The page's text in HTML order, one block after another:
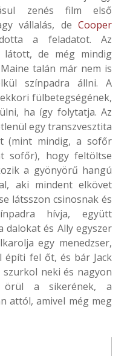
zenés film első
vállalás, de Cooper
a feladatot. Az
látott, de még mindig
talán már nem is
színpadra állni. A
fülbetegségének,
ha így folytatja. Az
egy transzvesztita
(mint mindig, a sofőr
sofőr), hogy feltöltse
a gyönyörű hangú
aki mindent elkövet
látsszon csinosnak és
hívja, együtt
dalokat és Ally egyszer
egy menedzser,
fel őt, és bár Jack
neki és nagyon
a sikerének, a
attól, amivel még meg